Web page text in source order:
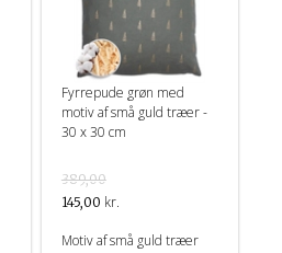
Fyrrepude grøn med
motiv af små guld træer -
30 x 30 cm
389,00
145,00 kr.
Motiv af små guld træer